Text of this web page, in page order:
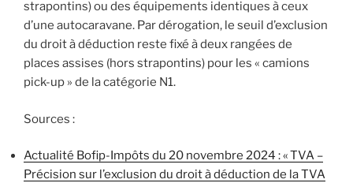
strapontins) ou des équipements identiques à ceux
d’une autocaravane. Par dérogation, le seuil d’exclusion
du droit à déduction reste fixé à deux rangées de
places assises (hors strapontins) pour les « camions
pick-up » de la catégorie N1.
Sources :
Actualité Bofip-Impôts du 20 novembre 2024 : « TVA –
Précision sur l’exclusion du droit à déduction de la TVA